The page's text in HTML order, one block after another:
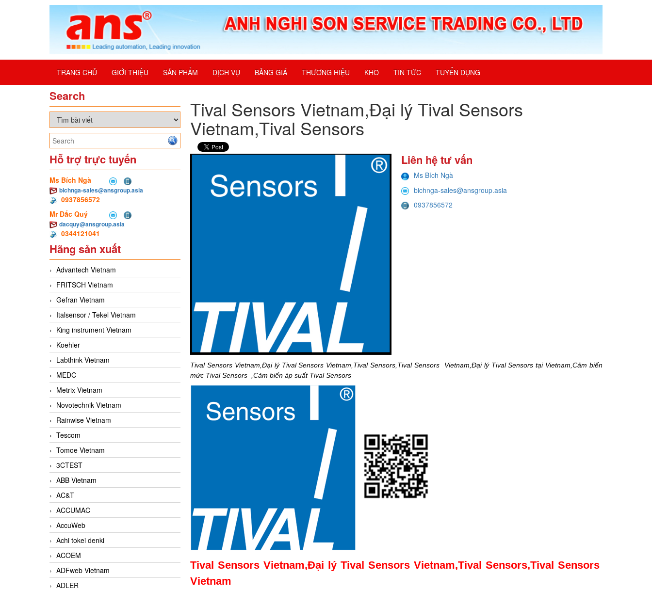
TRANG CHỦ GIỚI THIỆU SẢN PHẨM DỊCH VỤ BẢNG GIÁ THƯƠNG HIỆU KHO TIN TỨC TUYỂN DỤNG
Search
Hỗ trợ trực tuyến
Ms Bích Ngà
bichnga-sales@ansgroup.asia
0937856572
Mr Đắc Quý
dacquy@ansgroup.asia
0344121041
Hãng sản xuất
Advantech Vietnam
FRITSCH Vietnam
Gefran Vietnam
Italsensor / Tekel Vietnam
King instrument Vietnam
Koehler
Labthink Vietnam
MEDC
Metrix Vietnam
Novotechnik Vietnam
Rainwise Vietnam
Tescom
Tomoe Vietnam
3CTEST
ABB Vietnam
AC&T
ACCUMAC
AccuWeb
Achi tokei denki
ACOEM
ADFweb Vietnam
ADLER
Tival Sensors Vietnam,Đại lý Tival Sensors
Vietnam,Tival Sensors
Liên hệ tư vấn
Ms Bích Ngà
bichnga-sales@ansgroup.asia
0937856572
Tival Sensors Vietnam,Đại lý Tival Sensors Vietnam,Tival Sensors,Tival Sensors Vietnam,Đại lý Tival Sensors tại Vietnam,Cảm biến
mức Tival Sensors ,Cảm biến áp suất Tival Sensors
Tival Sensors Vietnam,Đại lý Tival Sensors Vietnam,Tival Sensors,Tival Sensors
Vietnam